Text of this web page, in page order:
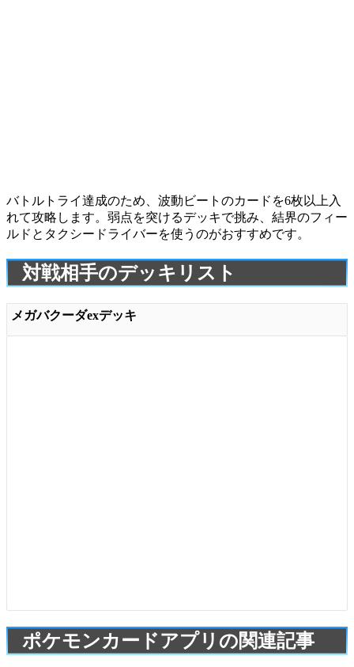
バトルトライ達成のため、波動ビートのカードを6枚以上入
れて攻略します。弱点を突けるデッキで挑み、 結界のフィー
ルド と タクシードライバーを使うのがおすすめです。
対戦相手のデッキリスト
メガバクーダexデッキ
ポケモンカードアプリの関連記事